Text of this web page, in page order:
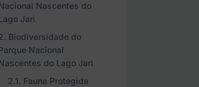
Nascentes do
Jari
Biodiversidade do
Nacional
do Lago Jari
Fauna Protegida